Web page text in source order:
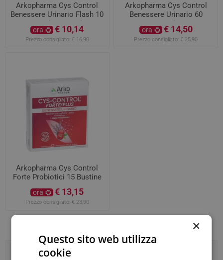
Arkopharma Cys Control
Benessere Urinario Flash 10
Capsule+10 Perle
ora € 10,14
Prezzo consigliato: € 16,90
Arkopharma Cys Control
Benessere Urinario 60
Capsule
ora € 14,50
Prezzo consigliato: € 25,90
Arkopharma Cys Control
Forte Probiotici 15 Bustine
ora € 13,15
Prezzo consigliato: € 23,90
Categorie
×
Questo sito web utilizza
cookie